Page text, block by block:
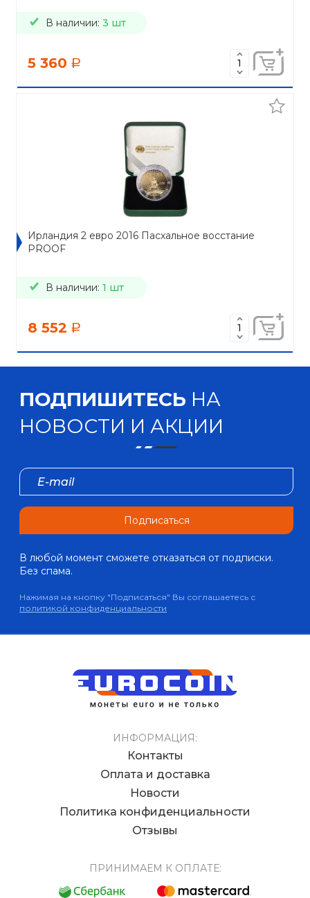
В наличии: 3 шт
5 360 a
Ирландия 2 евро 2016 Пасхальное восстание
PROOF
В наличии: 1 шт
8 552 a
ПОДПИШИТЕСЬ НА
НОВОСТИ И АКЦИИ
Подписаться
В любой момент сможете отказаться от подписки.
Без спама.
Нажимая на кнопку "Подписаться" Вы соглашаетесь с
политикой конфиденциальности
ИНФОРМАЦИЯ:
Контакты
Оплата и доставка
Новости
Политика конфиденциальности
Отзывы
ПРИНИМАЕМ К ОПЛАТЕ: